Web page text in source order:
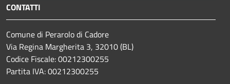
CONTATTI
Comune di Perarolo di Cadore
Via Regina Margherita 3, 32010 (BL)
Codice Fiscale: 00212300255
Partita IVA: 00212300255